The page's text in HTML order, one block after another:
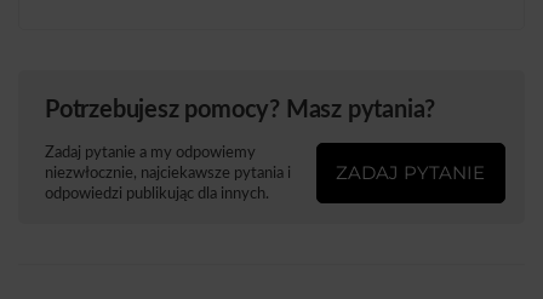
Potrzebujesz pomocy? Masz pytania?
Zadaj pytanie a my odpowiemy
niezwłocznie, najciekawsze pytania i
odpowiedzi publikując dla innych.
ZADAJ PYTANIE